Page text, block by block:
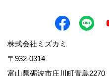
株式会社ミズカミ
〒932-0314
富山県砺波市庄川町青島2270